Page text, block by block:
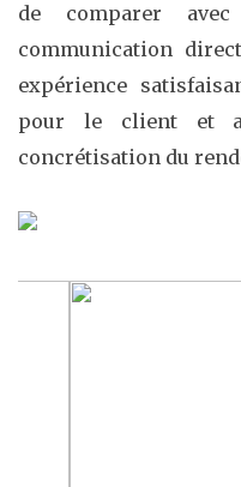
de comparer avec
communication
expérience
pour le client et
concrétisation du